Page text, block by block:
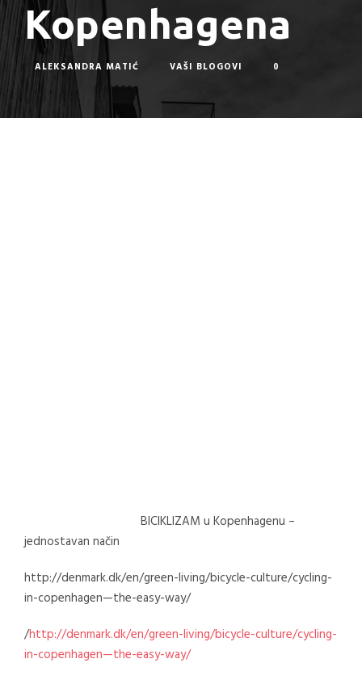
Kopenhagena
ALEKSANDRA MATIĆ VAŠI BLOGOVI 0
BICIKLIZAM u Kopenhagenu –
jednostavan način
http://denmark.dk/en/green-living/bicycle-culture/cycling-
in-copenhagen—the-easy-way/
/http://denmark.dk/en/green-living/bicycle-culture/cycling-
in-copenhagen—the-easy-way/